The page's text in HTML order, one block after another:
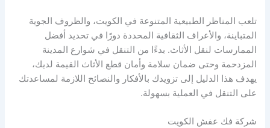
تلعب المناظر الطبيعية المتنوعة في الكويت، والظروف الجوية
المتباينة، والأعراف الثقافية المحددة دورًا في تحديد أفضل
الممارسات لنقل الأثاث. بدءًا من التنقل في شوارع المدينة
المزدحمة وحتى ضمان سلامة وأمان قطع الأثاث القيمة لديك،
يهدف هذا الدليل إلى تزويدك بالأفكار والنصائح اللازمة لمساعدتك
على التنقل في العملية بسهولة.
شركة فك عفش الكويت